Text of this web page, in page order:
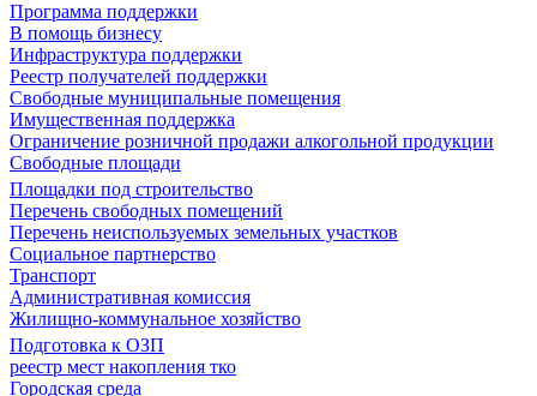
Программа поддержки
В помощь бизнесу
Инфраструктура поддержки
Реестр получателей поддержки
Свободные муниципальные помещения
Имущественная поддержка
Ограничение розничной продажи алкогольной продукции
Свободные площади
Площадки под строительство
Перечень свободных помещений
Перечень неиспользуемых земельных участков
Социальное партнерство
Транспорт
Административная комиссия
Жилищно-коммунальное хозяйство
Подготовка к ОЗП
реестр мест накопления тко
Городская среда